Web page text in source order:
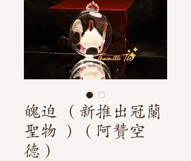
魄迫 （新推出冠蘭
聖物 ）（阿贊空
德）